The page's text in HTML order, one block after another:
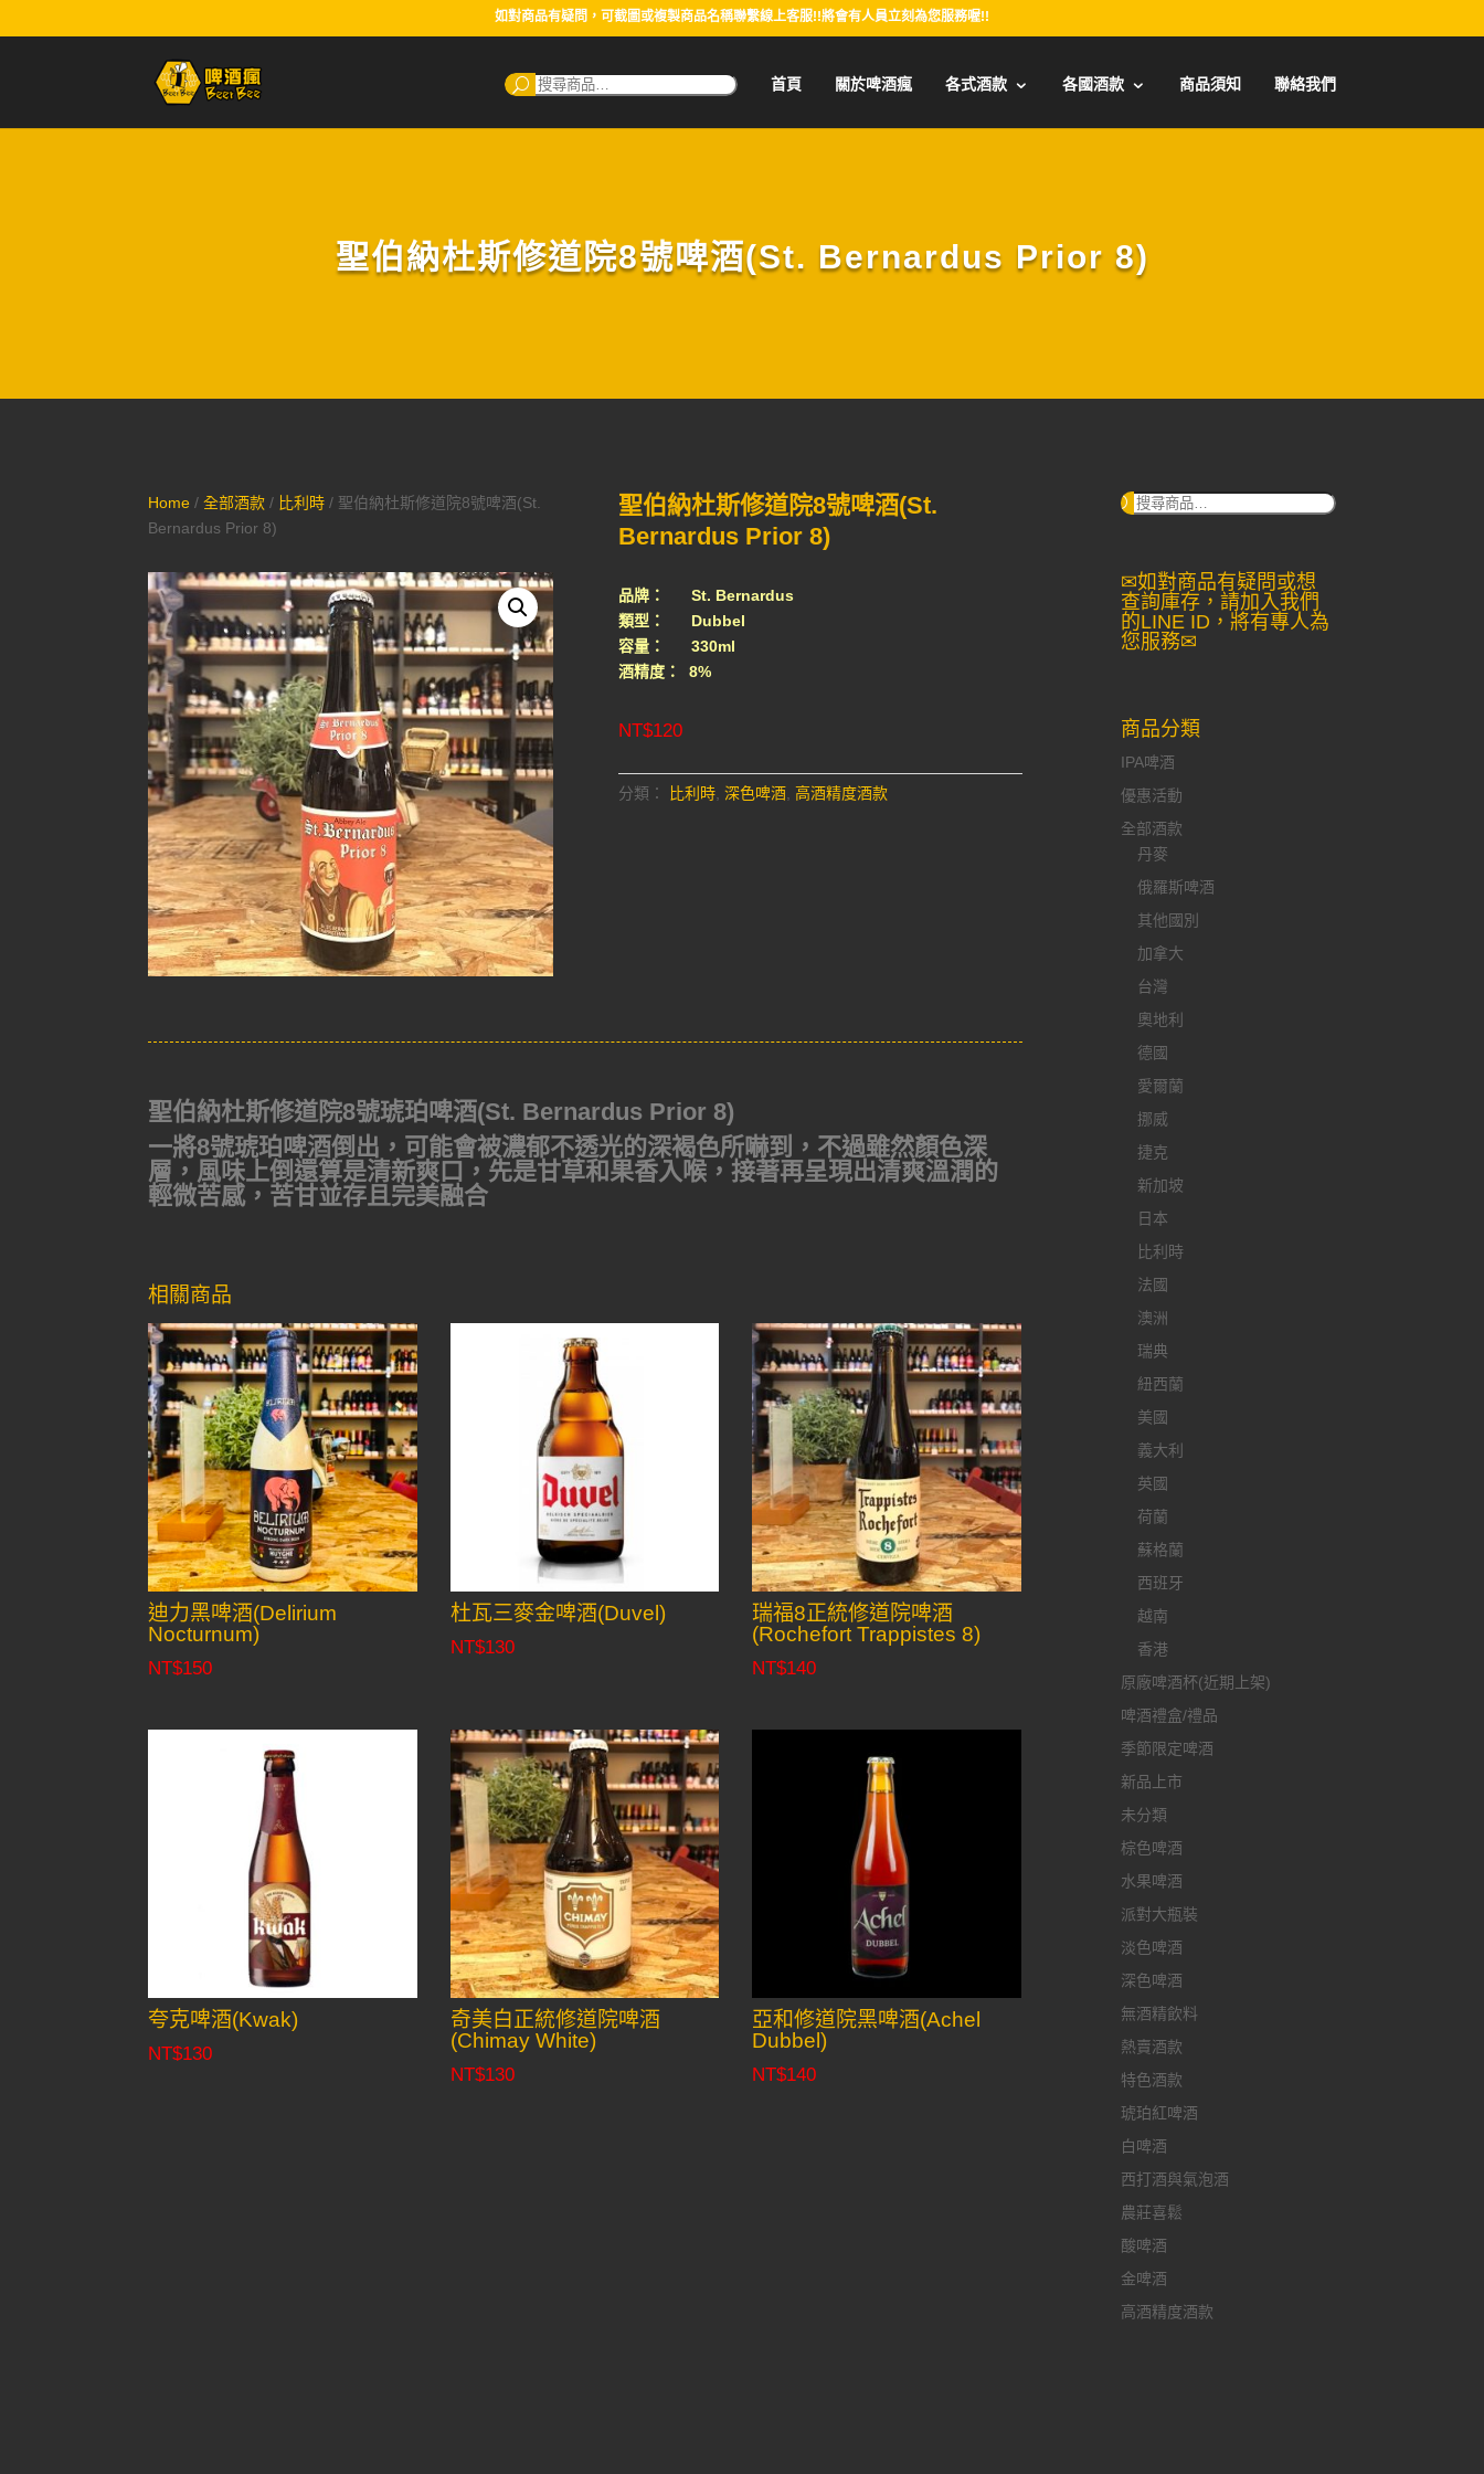
如對商品有疑問，可截圖或複製商品名稱聯繫線上客服!!將會有人員立刻為您服務喔!!
搜
尋：
首頁 關於啤酒瘋 各式酒款 各國酒款 商品須知 聯絡我們
聖伯納杜斯修道院8號啤酒(St. Bernardus Prior 8)
Home /全部酒款 / 比利時 / 聖伯納杜斯修道院8號啤酒(St.
Bernardus Prior 8)
聖伯納杜斯修道院8號啤酒(St.
Bernardus Prior 8)
品牌： St. Bernardus
類型： Dubbel
容量： 330ml
酒精度： 8%
NT$120
分類： 比利時, 深色啤酒, 高酒精度酒款
聖伯納杜斯修道院8號琥珀啤酒(St. Bernardus Prior 8)
一將8號琥珀啤酒倒出，可能會被濃郁不透光的深褐色所嚇到，不過雖然顏色深
層，風味上倒還算是清新爽口，先是甘草和果香入喉，接著再呈現出清爽溫潤的
輕微苦感，苦甘並存且完美融合
相關商品
迪力黑啤酒(Delirium
Nocturnum)
NT$150
杜瓦三麥金啤酒(Duvel)
NT$130
瑞福8正統修道院啤酒
(Rochefort Trappistes 8)
NT$140
夸克啤酒(Kwak)
NT$130
奇美白正統修道院啤酒
(Chimay White)
NT$130
亞和修道院黑啤酒(Achel
Dubbel)
NT$140
搜
✉如對商品有疑問或想
查詢庫存，請加入我們
的LINE ID，將有專人為
您服務✉
商品分類
IPA啤酒
優惠活動
全部酒款
丹麥
俄羅斯啤酒
其他國別
加拿大
台灣
奧地利
德國
愛爾蘭
挪威
捷克
新加坡
日本
比利時
法國
澳洲
瑞典
紐西蘭
美國
義大利
英國
荷蘭
蘇格蘭
西班牙
越南
香港
原廠啤酒杯(近期上架)
啤酒禮盒/禮品
季節限定啤酒
新品上市
未分類
棕色啤酒
水果啤酒
派對大瓶裝
淡色啤酒
深色啤酒
無酒精飲料
熱賣酒款
特色酒款
琥珀紅啤酒
白啤酒
西打酒與氣泡酒
農莊喜鬆
酸啤酒
金啤酒
高酒精度酒款